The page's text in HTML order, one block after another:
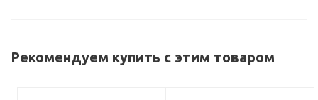
Рекомендуем купить с этим товаром